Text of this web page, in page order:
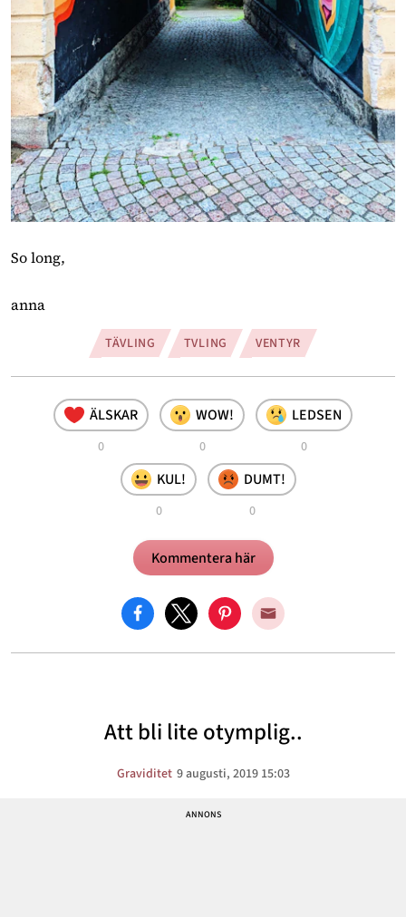
So long,
anna
TÄVLING TVLING VENTYR
ÄLSKAR
0
WOW!
0
LEDSEN
0
KUL!
0
DUMT!
0
Kommentera här
Att bli lite otymplig..
Graviditet 9 augusti, 2019 15:03